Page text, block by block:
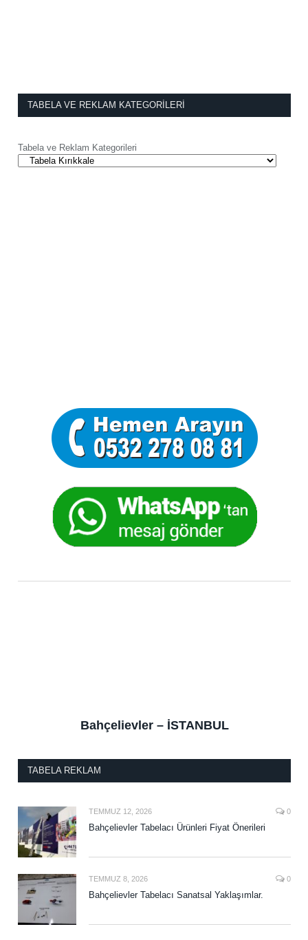
TABELA VE REKLAM KATEGORILERI
Tabela ve Reklam Kategorileri
Bahçelievler – İSTANBUL
TABELA REKLAM
TEMMUZ 12, 2026 0
Bahçelievler Tabelacı Ürünleri Fiyat Önerileri
TEMMUZ 8, 2026 0
Bahçelievler Tabelacı Sanatsal Yaklaşımlar.